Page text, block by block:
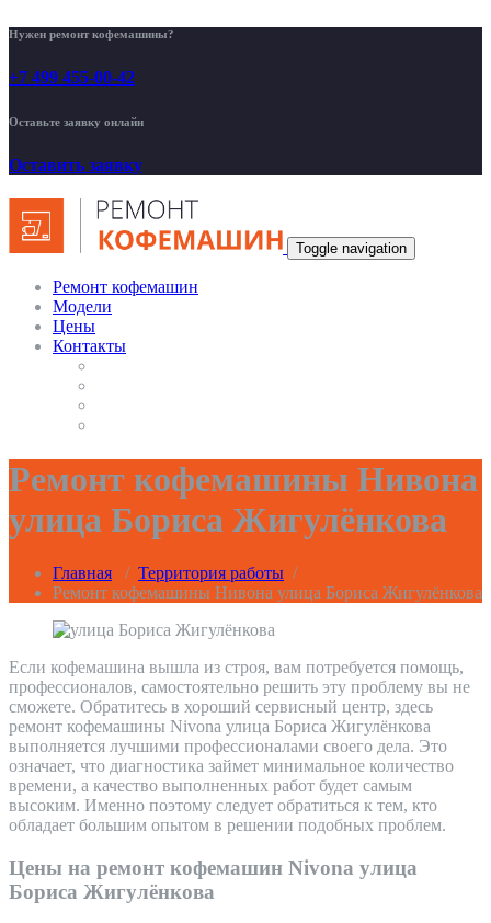
Нужен ремонт кофемашины?
+7 499 455-00-42
Оставьте заявку онлайн
Оставить заявку
Toggle navigation
Ремонт кофемашин
Модели
Цены
Контакты
Ремонт кофемашины Нивона
улица Бориса Жигулёнкова
Главная / Территория работы /
Ремонт кофемашины Нивона улица Бориса Жигулёнкова
Если кофемашина вышла из строя, вам потребуется помощь,
профессионалов, самостоятельно решить эту проблему вы не
сможете. Обратитесь в хороший сервисный центр, здесь
ремонт кофемашины Nivona улица Бориса Жигулёнкова
выполняется лучшими профессионалами своего дела. Это
означает, что диагностика займет минимальное количество
времени, а качество выполненных работ будет самым
высоким. Именно поэтому следует обратиться к тем, кто
обладает большим опытом в решении подобных проблем.
Цены на ремонт кофемашин Nivona улица
Бориса Жигулёнкова